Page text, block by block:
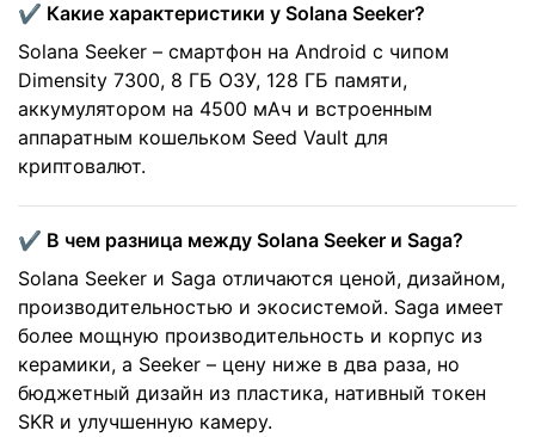
✔️ Какие характеристики у Solana Seeker?
Solana Seeker – смартфон на Android с чипом
Dimensity 7300, 8 ГБ ОЗУ, 128 ГБ памяти,
аккумулятором на 4500 мАч и встроенным
аппаратным кошельком Seed Vault для
криптовалют.
✔️ В чем разница между Solana Seeker и Saga?
Solana Seeker и Saga отличаются ценой, дизайном,
производительностью и экосистемой. Saga имеет
более мощную производительность и корпус из
керамики, а Seeker – цену ниже в два раза, но
бюджетный дизайн из пластика, нативный токен
SKR и улучшенную камеру.